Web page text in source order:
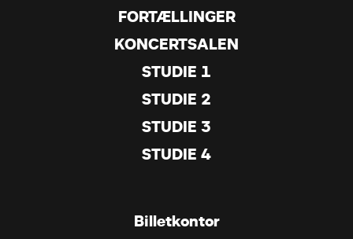
FORTÆLLINGER
KONCERTSALEN
STUDIE 1
STUDIE 2
STUDIE 3
STUDIE 4
Billetkontor